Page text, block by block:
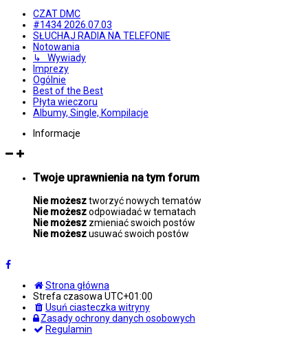
CZAT DMC
#1434 2026.07.03
SŁUCHAJ RADIA NA TELEFONIE
Notowania
↳ Wywiady
Imprezy
Ogólnie
Best of the Best
Płyta wieczoru
Albumy, Single, Kompilacje
Informacje
Twoje uprawnienia na tym forum
Nie możesztworzyć nowych tematów
Nie możeszodpowiadać w tematach
Nie możesz zmieniać swoich postów
Nie możeszusuwać swoich postów
Strona główna
Strefa czasowa UTC+01:00
Usuń ciasteczka witryny
Zasady ochrony danych osobowych
Regulamin